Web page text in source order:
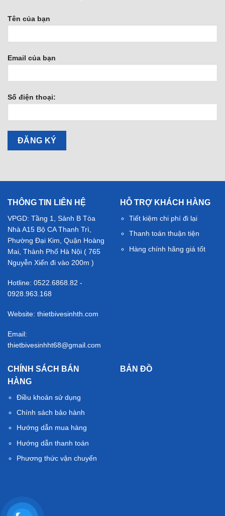
Tên của bạn
Email của bạn
Số điện thoại:
THÔNG TIN LIÊN HỆ
VPGD: Tầng 1, Sảnh B Tòa
Nhà A15 Bộ CA Thanh Trì,
Phường Đại Kim, Quận Hoàng
Mai, Thành Phố Hà Nội ( 765
Nguyễn Xiển đi vào 200m )
Hotline: 0522.6868.82 -
0928.963.168
Website: thietbivesinhth.com
Email:
thietbivesinhht68@gmail.com
HỖ TRỢ KHÁCH HÀNG
Tiết kiệm chi phí đi lại
Thanh toán thuận tiện
Hàng chính hãng giá tốt
CHÍNH SÁCH BÁN
HÀNG
Điều khoản sử dụng
Chính sách bảo hành
Hướng dẫn mua hàng
Hướng dẫn thanh toán
Phương thức vận chuyển
BẢN ĐỒ